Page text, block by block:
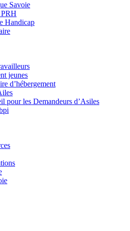
Savoie
Handicap
jeunes
d’hébergement
pour les Demandeurs d’Asiles